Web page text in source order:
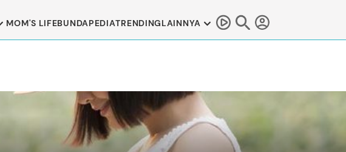
MOM'S LIFEBUNDAPEDIATRENDINGLAINNYA